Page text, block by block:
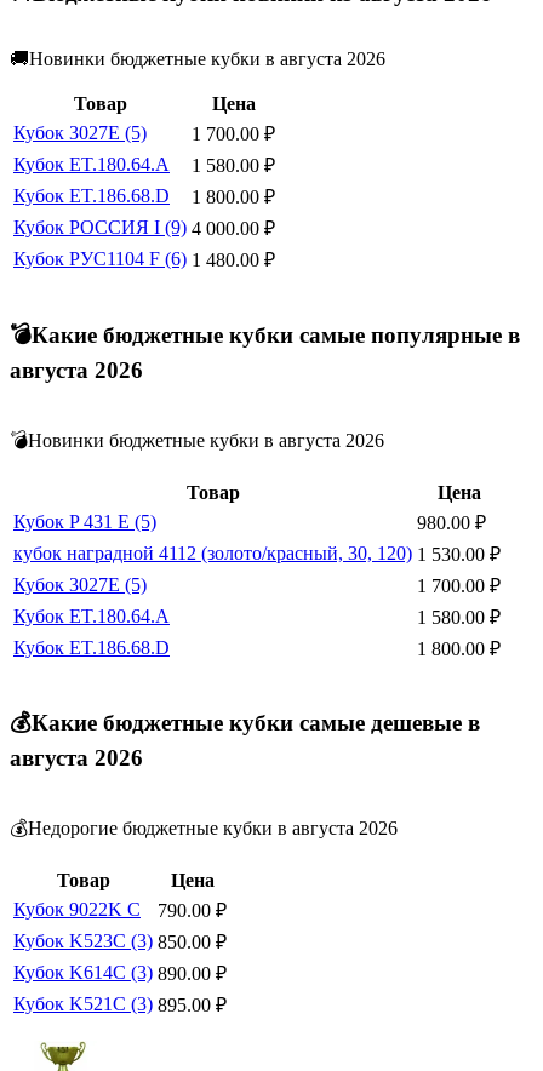
🚚Новинки бюджетные кубки в августа 2026
Товар
Цена
Кубок 3027E (5)
1 700.00 ₽
Кубок ET.180.64.A
1 580.00 ₽
Кубок ET.186.68.D
1 800.00 ₽
Кубок РОССИЯ I (9) 4 000.00 ₽
Кубок РУС1104 F (6) 1 480.00 ₽
💣Какие бюджетные кубки самые популярные в
августа 2026
💣Новинки бюджетные кубки в августа 2026
Товар
Цена
Кубок P 431 E (5)
980.00 ₽
кубок наградной 4112 (золото/красный, 30, 120) 1 530.00 ₽
Кубок 3027E (5)
1 700.00 ₽
Кубок ET.180.64.A
1 580.00 ₽
Кубок ET.186.68.D
1 800.00 ₽
💰Какие бюджетные кубки самые дешевые в
августа 2026
💰Недорогие бюджетные кубки в августа 2026
Товар
Цена
Кубок 9022K C
790.00 ₽
Кубок K523C (3) 850.00 ₽
Кубок K614C (3) 890.00 ₽
Кубок K521C (3) 895.00 ₽